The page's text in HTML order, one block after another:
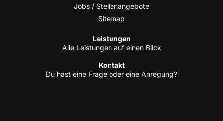
Jobs / Stellenangebote
Site­map
Leis­tun­gen
Alle Leis­tun­gen auf einen Blick
Kon­takt
Du hast eine Fra­ge oder eine Anregung?